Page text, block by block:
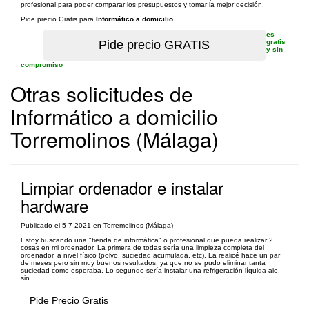
profesional para poder comparar los presupuestos y tomar la mejor decisión.
Pide precio Gratis para Informático a domicilio
es
gratis
y sin
compromiso
Otras solicitudes de
Informático a domicilio
Torremolinos (Málaga)
Limpiar ordenador e instalar
hardware
Publicado el 5-7-2021 en Torremolinos (Málaga)
Estoy buscando una "tienda de informática" o profesional que pueda realizar 2
cosas en mi ordenador. La primera de todas sería una limpieza completa del
ordenador, a nivel físico (polvo, suciedad acumulada, etc). La realicé hace un par
de meses pero sin muy buenos resultados, ya que no se pudo eliminar tanta
suciedad como esperaba. Lo segundo sería instalar una refrigeración líquida aio,
sin...
Pide Precio Gratis